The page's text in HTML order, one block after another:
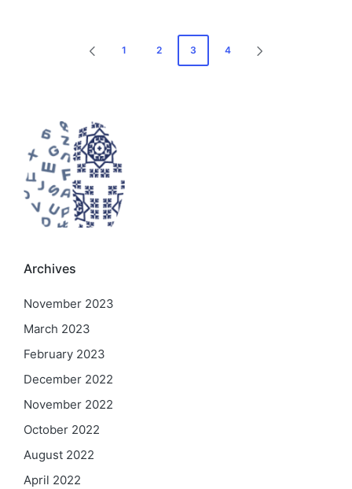
PREVIOUS
1 2 3 4
Archives
November 2023
March 2023
February 2023
December 2022
November 2022
October 2022
August 2022
April 2022